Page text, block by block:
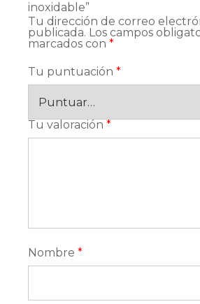
inoxidable”
Tu dirección de correo
publicada. Los campos
marcados con *
Tu puntuación *
Tu valoración *
Nombre *